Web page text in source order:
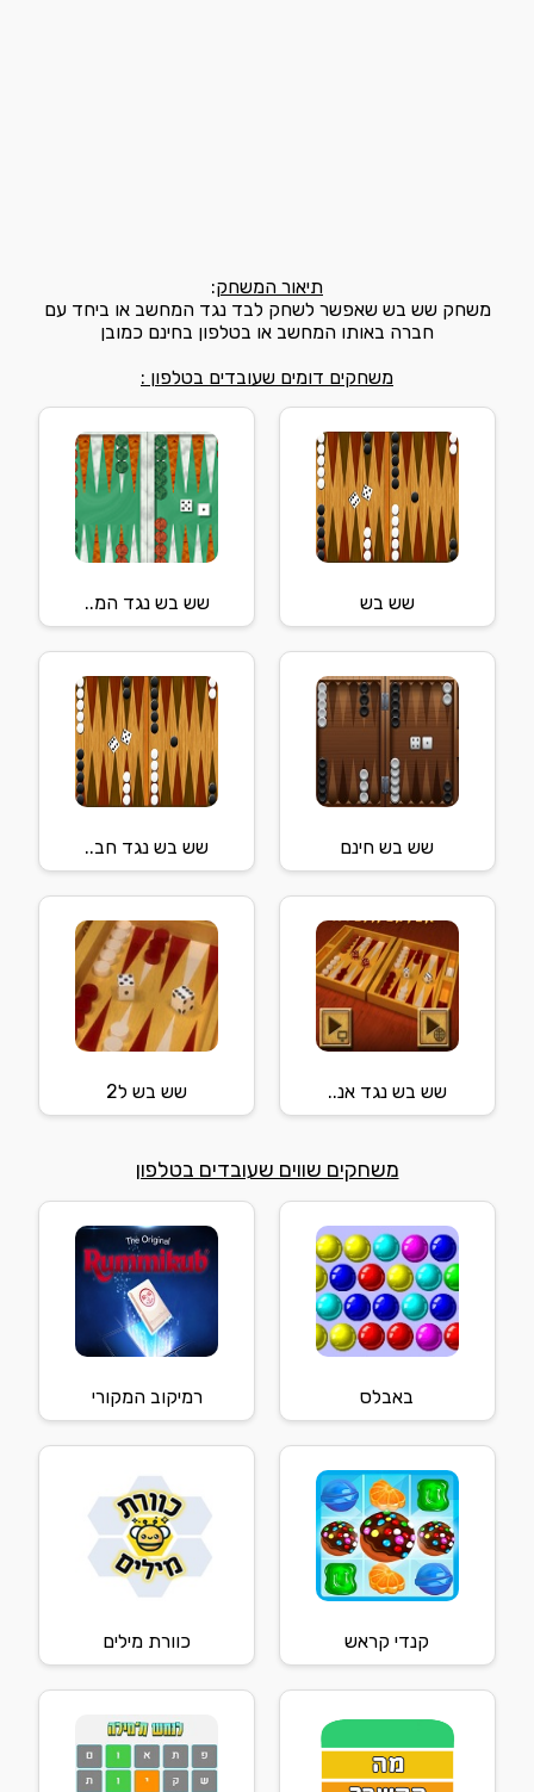
תיאור המשחק:
משחק שש בש שאפשר לשחק לבד נגד המחשב או ביחד עם
חברה באותו המחשב או בטלפון בחינם כמובן
משחקים דומים שעובדים בטלפון :
שש בש שש בש נגד המ..
שש בש חינם שש בש נגד חב..
שש בש נגד אנ.. שש בש ל2
משחקים שווים שעובדים בטלפון
באבלס רמיקוב המקורי
קנדי קראש כוורת מילים